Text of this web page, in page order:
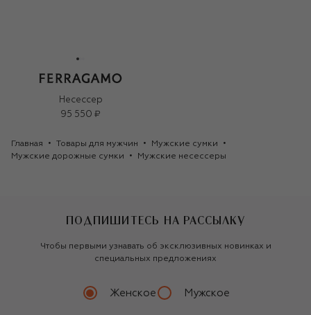
Несессер
95 550 ₽
Главная Товары для мужчин
Мужские сумки
Мужские дорожные сумки
Мужские несессеры
ПОДПИШИТЕСЬ НА РАССЫЛКУ
Чтобы первыми узнавать об эксклюзивных новинках и
специальных предложениях
Женское Мужское